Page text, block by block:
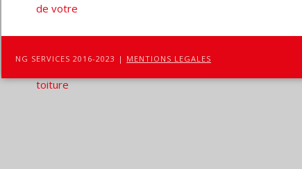
NG SERVICES 2016-2023 | MENTIONS LEGALES